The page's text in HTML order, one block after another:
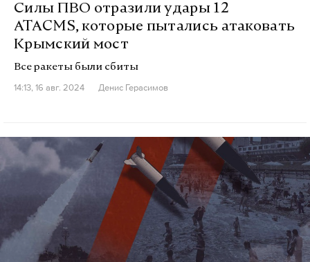
Силы ПВО отразили удары 12
ATACMS, которые пытались атаковать
Крымский мост
Все ракеты были сбиты
14:13, 16 авг. 2024
Денис Герасимов